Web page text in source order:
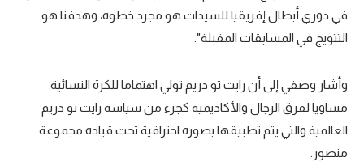
في دوري أبطال إفريقيا للسيدات هو مجرد خطوة، وهدفنا هو
التتويج في المسابقات المقبلة".
وأشار وصفي إلى أن رايت تو دريم تولي اهتماما للكرة النسائية
مساويا لفرق الرجال والأكاديمية كجزء من سياسة رايت تو دريم
العالمية والتي يتم تطبيقها بصورة احترافية تحت قيادة مجموعة
منصور.